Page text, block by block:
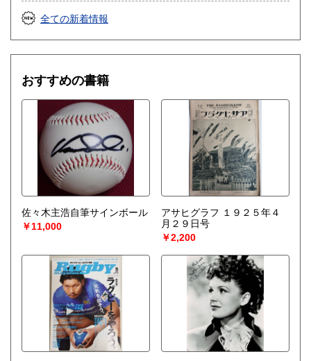
全ての新着情報
おすすめの書籍
佐々木主浩自筆サインボール
￥11,000
アサヒグラフ １９２５年４
月２９日号
￥2,200